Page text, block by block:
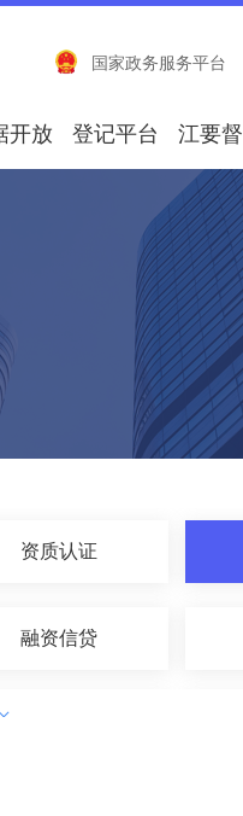
国家政务服务平台
开放 登记平台 江要督
资质认证
融资信贷